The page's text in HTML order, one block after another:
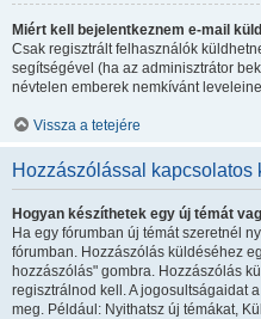
Miért kell bejelentkeznem e-mail
Csak regisztrált felhasználók
segítségével (ha az adminisztrátor
névtelen emberek nemkívánt
Vissza a tetejére
Hozzászólással kapcsolatos
Hogyan készíthetek egy új témát
Ha egy fórumban új témát szeretnél
fórumban. Hozzászólás küldéséhez
hozzászólás" gombra. Hozzászólás
regisztrálnod kell. A jogosultságaidat
meg. Például: Nyithatsz új témákat,